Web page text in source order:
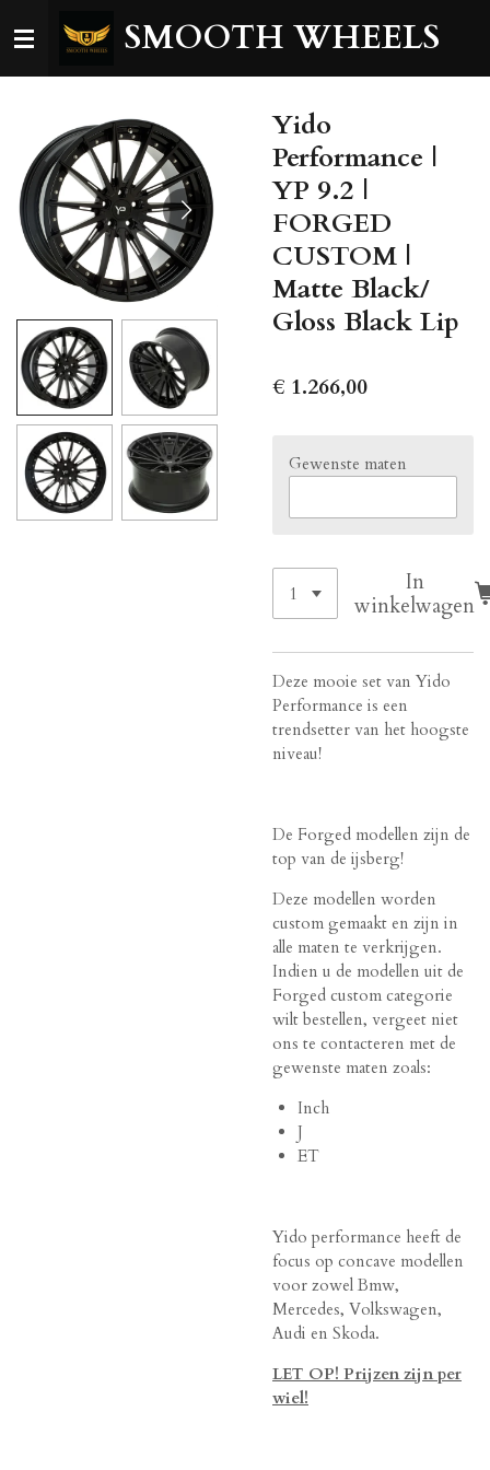
direct
hoofdinhoud
SMOOTH WHEELS
Yido
Performance |
YP 9.2 |
FORGED
CUSTOM |
Matte Black/
Gloss Black Lip
€ 1.266,00
Gewenste maten
In
winkelwagen
Deze mooie set van Yido
Performance is een
trendsetter van het hoogste
niveau!
De Forged modellen zijn de
top van de ijsberg!
Deze modellen worden
custom gemaakt en zijn in
alle maten te verkrijgen.
Indien u de modellen uit de
Forged custom categorie
wilt bestellen, vergeet niet
ons te contacteren met de
gewenste maten zoals:
Inch
J
ET
Yido performance heeft de
focus op concave modellen
voor zowel Bmw,
Mercedes, Volkswagen,
Audi en Skoda.
LET OP! Prijzen zijn per
wiel!